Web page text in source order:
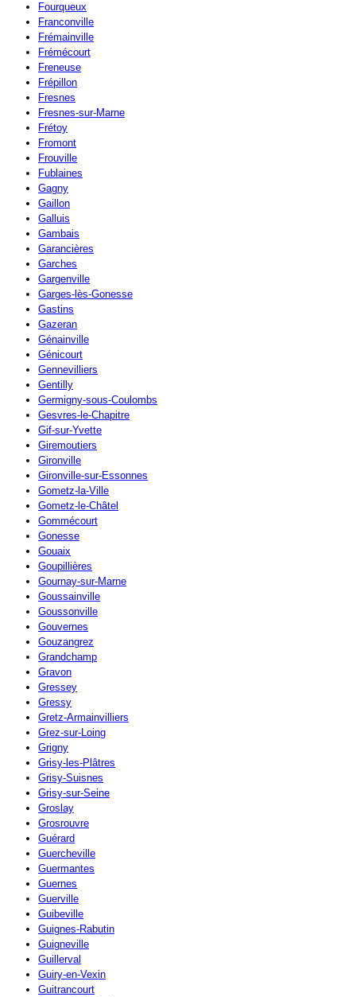
Fourqueux
Franconville
Frémainville
Frémécourt
Freneuse
Frépillon
Fresnes
Fresnes-sur-Marne
Frétoy
Fromont
Frouville
Fublaines
Gagny
Gaillon
Galluis
Gambais
Garancières
Garches
Gargenville
Garges-lès-Gonesse
Gastins
Gazeran
Génainville
Génicourt
Gennevilliers
Gentilly
Germigny-sous-Coulombs
Gesvres-le-Chapitre
Gif-sur-Yvette
Giremoutiers
Gironville
Gironville-sur-Essonnes
Gometz-la-Ville
Gometz-le-Châtel
Gommécourt
Gonesse
Gouaix
Goupillières
Gournay-sur-Marne
Goussainville
Goussonville
Gouvernes
Gouzangrez
Grandchamp
Gravon
Gressey
Gressy
Gretz-Armainvilliers
Grez-sur-Loing
Grigny
Grisy-les-Plâtres
Grisy-Suisnes
Grisy-sur-Seine
Groslay
Grosrouvre
Guérard
Guercheville
Guermantes
Guernes
Guerville
Guibeville
Guignes-Rabutin
Guigneville
Guillerval
Guiry-en-Vexin
Guitrancourt